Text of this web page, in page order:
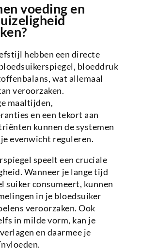
voeding en
hebben een directe
bloeddruk
wat allemaal
veroorzaken.
maaltijden,
en een tekort aan
kunnen de systemen
evenwicht reguleren.
speelt een cruciale
Wanneer je lange tijd
suiker consumeert, kunnen
in je bloedsuiker
veroorzaken. Ook
in milde vorm, kan je
en daarmee je